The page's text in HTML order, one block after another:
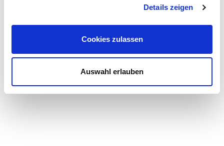
Details zeigen
Cookies zulassen
Auswahl erlauben